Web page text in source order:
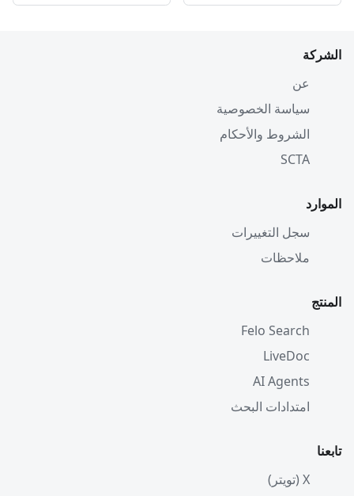
الشركة
عن
سياسة الخصوصية
الشروط والأحكام
SCTA
الموارد
سجل التغييرات
ملاحظات
المنتج
Felo Search
LiveDoc
AI Agents
امتدادات البحث
تابعنا
X (تويتر)